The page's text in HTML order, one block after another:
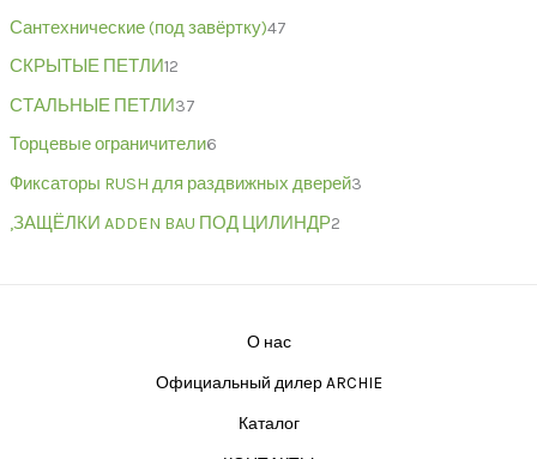
Сантехнические (под завёртку)47
СКРЫТЫЕ ПЕТЛИ12
СТАЛЬНЫЕ ПЕТЛИ37
Торцевые ограничители6
Фиксаторы RUSH для раздвижных дверей3
,ЗАЩЁЛКИ ADDEN BAU ПОД ЦИЛИНДР2
О нас
Официальный дилер ARCHIE
Каталог